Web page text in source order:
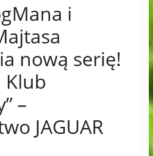
i
nową serię!
Klub
–
JAGUAR